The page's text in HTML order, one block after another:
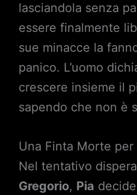
lasciandola senza
essere finalmente
sue minacce la
panico. L’uomo
crescere insieme il
sapendo che non è
Una Finta Morte
Nel tentativo
Gregorio, Pia